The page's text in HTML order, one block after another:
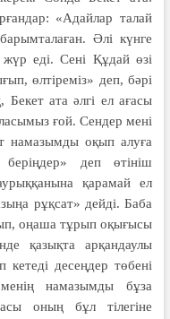
«Адайлар талай
Әлі күнге
еді. Сені Құдай өзі
өлтіреміз» деп, бәрі
ата әлгі ел ағасы
ғой. Сендер мені
намазымды оқып алуға
деп өтініш
қарамай ел
рұқсат» дейді. Баба
оңаша тұрып оқығысы
қазықта арқандаулы
десеңдер төбені
намазымды бұза
оның бұл тілегіне